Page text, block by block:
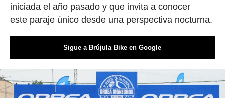
iniciada el año pasado y que invita a conocer
este paraje único desde una perspectiva nocturna.
Sigue a Brújula Bike en Google